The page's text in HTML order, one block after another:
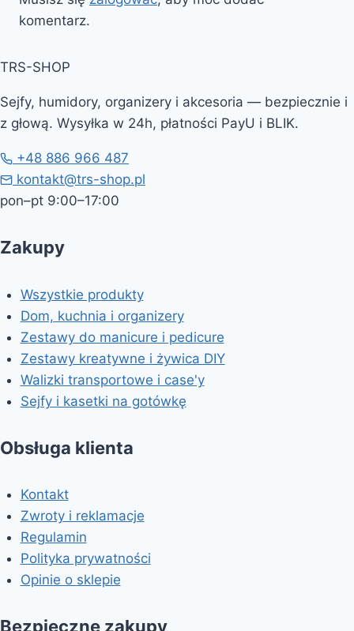
komentarz.
TRS-SHOP
Sejfy, humidory, organizery i akcesoria — bezpiecznie i
z głową. Wysyłka w 24h, płatności PayU i BLIK.
+48 886 966 487
kontakt@trs-shop.pl
pon–pt 9:00–17:00
Zakupy
Wszystkie produkty
Dom, kuchnia i organizery
Zestawy do manicure i pedicure
Zestawy kreatywne i żywica DIY
Walizki transportowe i case'y
Sejfy i kasetki na gotówkę
Obsługa klienta
Kontakt
Zwroty i reklamacje
Regulamin
Polityka prywatności
Opinie o sklepie
Bezpieczne zakupy